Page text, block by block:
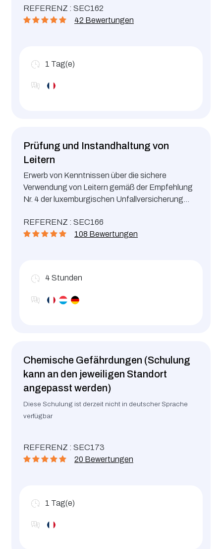
REFERENZ : SEC162
42 Bewertungen
1 Tag(e)
Prüfung und Instandhaltung von
Leitern
Erwerb von Kenntnissen über die sichere
Verwendung von Leitern gemäß der Empfehlung
Nr. 4 der luxemburgischen Unfallversicherung
REFERENZ : SEC166
108 Bewertungen
4 Stunden
Chemische Gefährdungen (Schulung
kann an den jeweiligen Standort
angepasst werden)
Diese Schulung ist derzeit nicht in deutscher Sprache
verfügbar
REFERENZ : SEC173
20 Bewertungen
1 Tag(e)